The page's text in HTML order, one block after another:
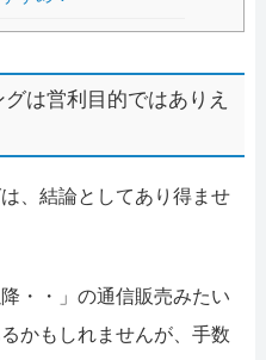
は営利目的ではありえ
、結論としてあり得ませ
・・」の通信販売みたい
かもしれませんが、手数